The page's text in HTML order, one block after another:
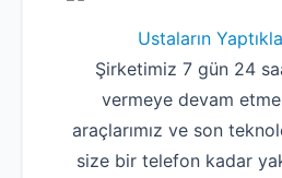
Ustaların
Şirketimiz 7 gün 24
vermeye devam
araçlarımız ve son
size bir telefon kadar